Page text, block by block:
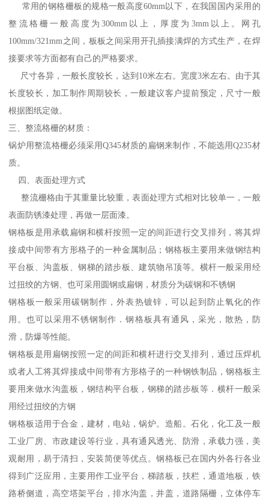
常用的钢格栅板的规格一般高度60mm以下，在我国国内采用的
整流格栅一般高度为300mm以上，厚度为3mm以上。网孔
100mm/321mm之间，板板之间采用开孔插接满焊的方式生产，在焊
接要求等方面都有自己的严格要求。
尺寸各异，一般长度较长，达到10米左右。宽度3米左右。由于其
长度较长，加工制作周期较长，一般建议客户提前预定，尺寸一般
根据图纸定做。
三、整流格栅的材质：
锅炉用整流格栅必须采用Q345材质的扁钢来制作，不能选用Q235材
质。
四、表面处理方式
整流栅格由于其重量比较重，表面处理方式相对比较单一，一般
表面防锈漆处理，再做一层面漆。
钢格板是用承载扁钢和横杆按照一定的间距进行交叉排列，将其焊
接成中间带有方形格子的一种金属制品；钢格板主要用来做钢结构
平台板、沟盖板、钢梯的踏步板、建筑物吊顶等。横杆一般采用经
过扭绞的方钢、也可采用圆钢或扁钢，材质分为碳钢和不锈钢
钢格板一般采用碳钢制作，外表热镀锌，可以起到防止氧化的作
用。也可以采用不锈钢制作．钢格板具有通风，采光，散热，防
滑，防爆等性能。
钢格板是用扁钢按照一定的间距和横杆进行交叉排列，通过压焊机
或者人工将其焊接成中间带有方形格子的一种钢铁制品，钢格板主
要用来做水沟盖板，钢结构平台板，钢梯的踏步板等．横杆一般采
用经过扭绞的方钢
钢格板适用于合金，建材，电站，锅炉。造船。石化，化工及一般
工业厂房、市政建设等行业，具有通风透光、防滑，承载力强，美
观耐用，易于清扫，安装简便等优点。钢格板已在国内外各行各业
得到广泛应用，主要用作工业平台，梯踏板，扶栏，通道地板，铁
路桥侧道，高空塔架平台，排水沟盖，井盖，道路隔栅，立体停车